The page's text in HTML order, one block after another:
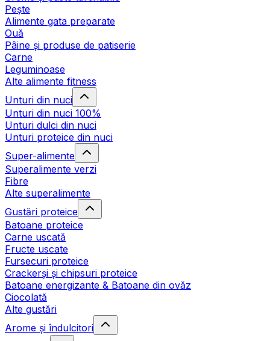
Pește
Alimente gata preparate
Ouă
Pâine și produse de patiserie
Carne
Leguminoase
Alte alimente fitness
Unturi din nuci
Unturi din nuci 100%
Unturi dulci din nuci
Unturi proteice din nuci
Super-alimente
Superalimente verzi
Fibre
Alte superalimente
Gustări proteice
Batoane proteice
Carne uscată
Fructe uscate
Fursecuri proteice
Crackerși și chipsuri proteice
Batoane energizante & Batoane din ovăz
Ciocolată
Alte gustări
Arome și îndulcitori